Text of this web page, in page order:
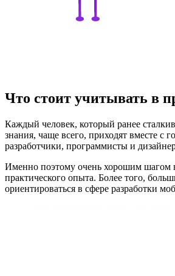
Что стоит учитывать в
Каждый человек, который ранее
знания, чаще всего, приходят вместе с
разработчики, программисты и
Именно поэтому очень хорошим шагом в
практического опыта. Более того,
ориентироваться в сфере разработки